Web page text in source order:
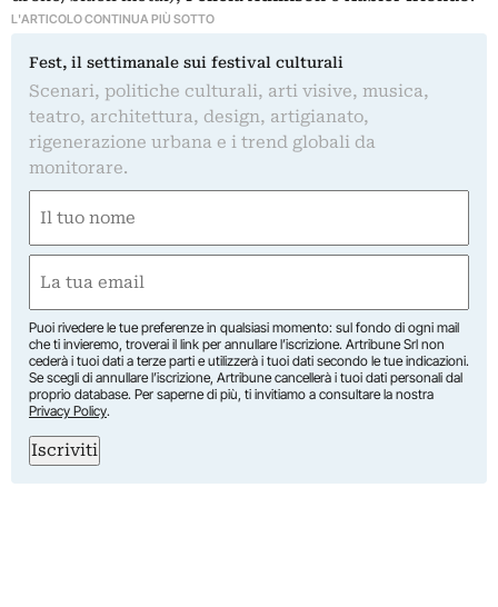
L'ARTICOLO CONTINUA PIÙ SOTTO
Fest, il settimanale sui festival culturali
Scenari, politiche culturali, arti visive, musica,
teatro, architettura, design, artigianato,
rigenerazione urbana e i trend globali da
monitorare.
(Required)
First
(Required)
Puoi rivedere le tue preferenze in qualsiasi momento: sul fondo di ogni mail
che ti invieremo, troverai il link per annullare l’iscrizione. Artribune Srl non
cederà i tuoi dati a terze parti e utilizzerà i tuoi dati secondo le tue indicazioni.
Se scegli di annullare l’iscrizione, Artribune cancellerà i tuoi dati personali dal
proprio database. Per saperne di più, ti invitiamo a consultare la nostra
Privacy Policy.
Iscriviti